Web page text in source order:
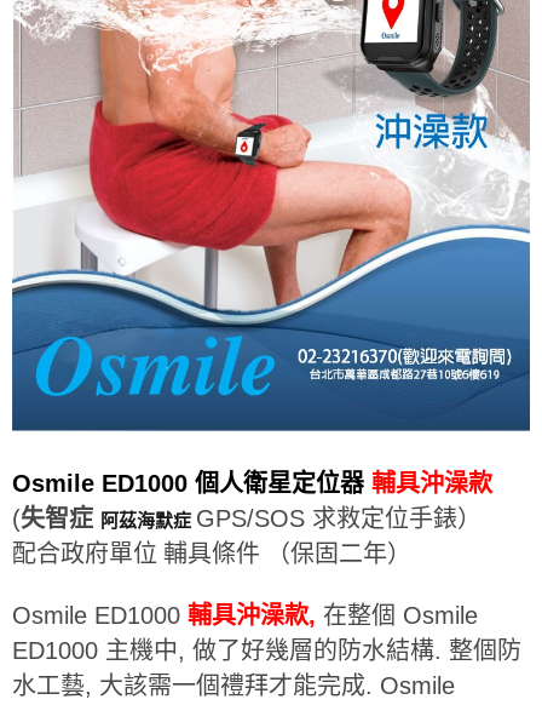
Osmile ED1000 個人衛星定位器 輔具沖澡款
(失智症 阿茲海默症 GPS/SOS 求救定位手錶）
配合政府單位 輔具條件 （保固二年）
Osmile ED1000 輔具沖澡款, 在整個 Osmile
ED1000 主機中, 做了好幾層的防水結構. 整個防
水工藝, 大該需一個禮拜才能完成. Osmile